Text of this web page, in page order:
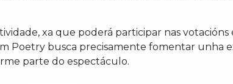
xa que poderá participar nas votacións
Poetry busca precisamente fomentar unha
parte do espectáculo.